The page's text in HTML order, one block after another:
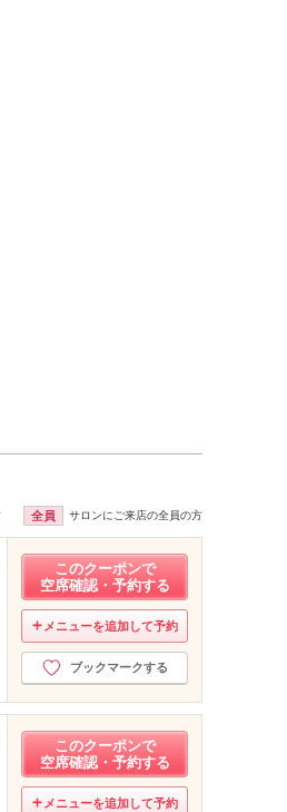
2023年10月分 （20）
2023年9月分（25）
2023年8月分（26）
2023年7月分（24）
2023年6月分（18）
2023年5月分（15）
2023年4月分（4）
2023年2月分（9）
2023年1月分（6）
2022年12月分（15）
2022年11月分 （21）
全員 サロンにご来店の全員の方
このクーポンで
空席確認・予約する
メニューを追加して予約
ブックマークする
このクーポンで
空席確認・予約する
メニューを追加して予約